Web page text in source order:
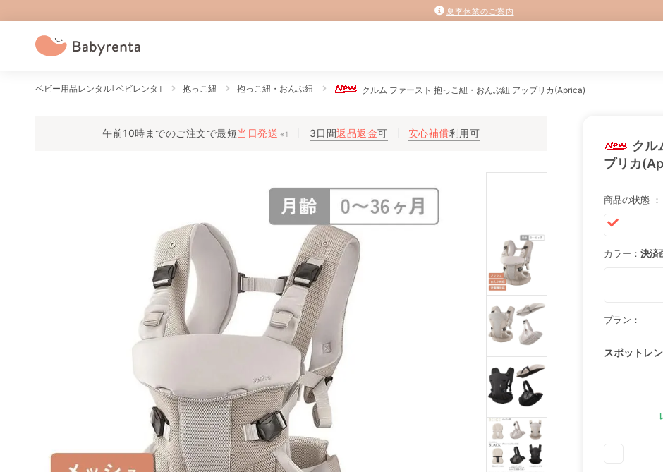
夏季休業のご案内
ベビー用品レンタル｢ベビレンタ｣ 抱っこ紐 抱っこ紐・おんぶ紐 クルム ファースト 抱っこ紐・おんぶ紐 アップリカ(Aprica)
午前10時までのご注文で最短当日発送 ※1 3日間返品返金可 安心補償利用可
クル
プリカ
商品の状態 ：
カラー： 決済
プラン：
スポットレ